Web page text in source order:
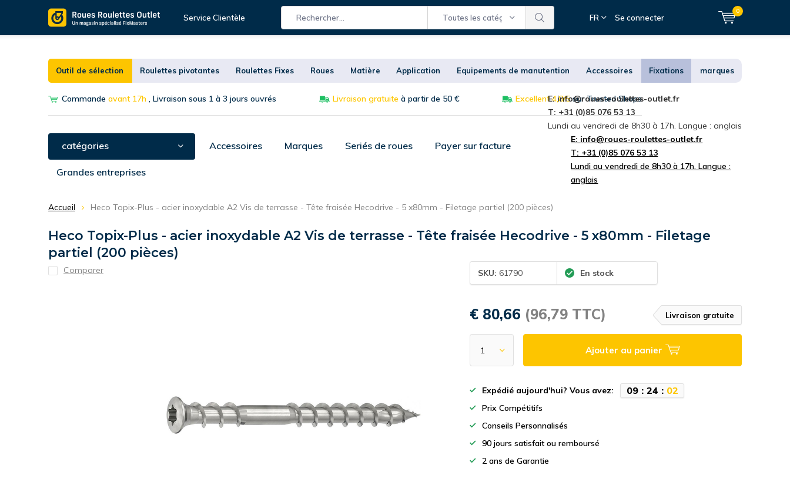
Service Clientèle Toutes les catégories FR Se connecter
0
Outil de sélection Roulettes pivotantes Roulettes Fixes Roues Matière Application Equipements de manutention Accessoires Fixations marques
Commande avant 17h , Livraison sous 1 à 3 jours ouvrés Livraison gratuite à partir de 50 € Excellent 4,8/5sur Trusted Shops
E:info@roues-roulettes-outlet.fr
T: +31 (0)85 076 53 13
Lundi au vendredi de 8h30 à 17h. Langue : anglais
catégories Accessoires Marques Seriés de roues Payer sur facture
Grandes entreprises
E: info@roues-roulettes-outlet.fr
T: +31 (0)85 076 53 13
Lundi au vendredi de 8h30 à 17h. Langue :
anglais
Accueil Heco Topix-Plus - acier inoxydable A2 Vis de terrasse - Tête fraisée Hecodrive - 5 x80mm - Filetage partiel (200 pièces)
Heco Topix-Plus - acier inoxydable A2 Vis de terrasse - Tête fraisée Hecodrive - 5 x80mm - Filetage
partiel (200 pièces)
Comparer SKU: 61790 En stock
€ 80,66 (96,79 TTC) Livraison gratuite
Ajouter au panier
Expédié aujourd'hui? Vous avez: 09: 24 : 01
Prix Compétitifs
Conseils Personnalisés
90 jours satisfait ou remboursé
2 ans de Garantie